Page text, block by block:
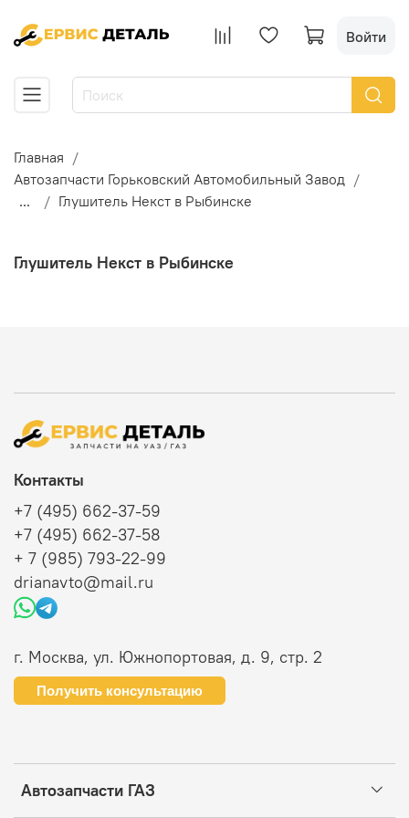
Войти
Главная
Автозапчасти Горьковский Автомобильный Завод
...
Глушитель Некст в Рыбинске
Глушитель Некст в Рыбинске
Автозапчасти ГАЗ
Контакты
+7 (495) 662-37-59
+7 (495) 662-37-58
+ 7 (985) 793-22-99
drianavto@mail.ru
г. Москва, ул. Южнопортовая, д. 9, стр. 2
Получить консультацию